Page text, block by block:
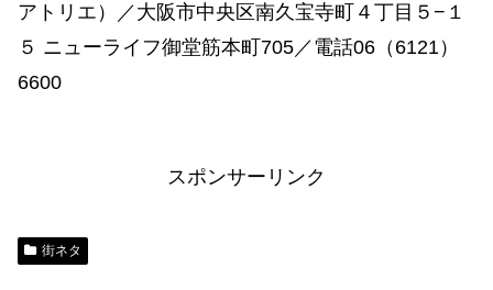
アトリエ）／大阪市中央区南久宝寺町４丁目５−１
５ ニューライフ御堂筋本町705／電話06（6121）
6600
スポンサーリンク
街ネタ